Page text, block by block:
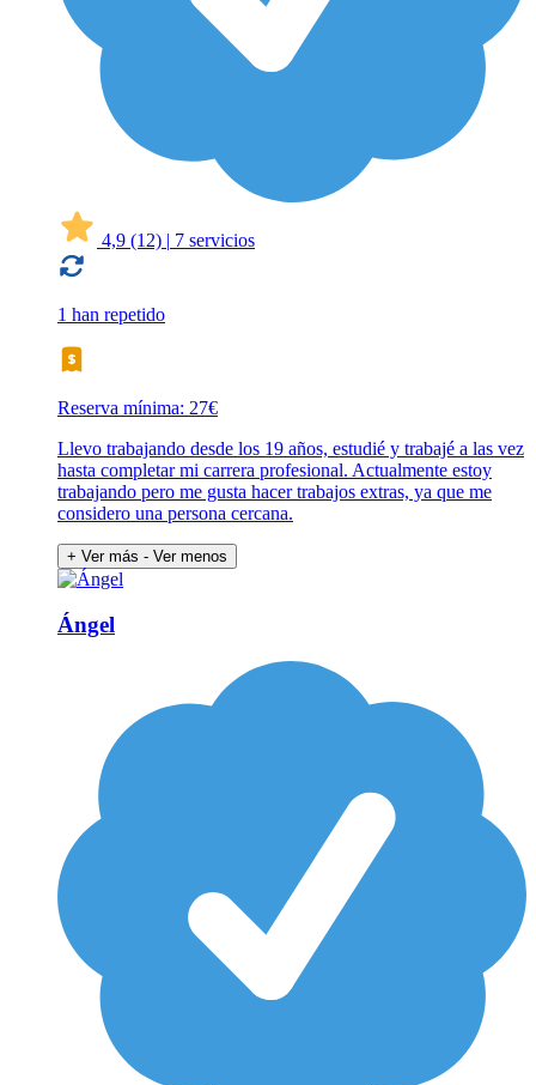
4,9 (12) | 7 servicios
1 han repetido
Reserva mínima: 27€
Llevo trabajando desde los 19 años, estudié y trabajé a las vez
hasta completar mi carrera profesional. Actualmente estoy
trabajando pero me gusta hacer trabajos extras, ya que me
considero una persona cercana.
+ Ver más - Ver menos
Ángel